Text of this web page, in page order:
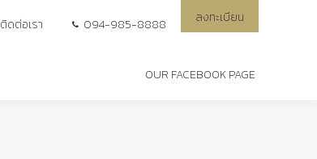
ติดต่อเรา 094-985-8888 ลงทะเบียน
OUR FACEBOOK PAGE
ติดต่อเรา 094-985-8888 ลงทะเบียน
OUR FACEBOOK PAGE